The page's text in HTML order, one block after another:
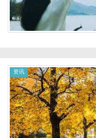
资讯